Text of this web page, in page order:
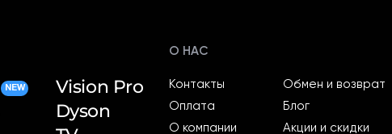
NEW
Vision Pro
Dyson
О НАС
Контакты
Оплата
О компании
Обмен и возврат
Блог
Акции и скидки